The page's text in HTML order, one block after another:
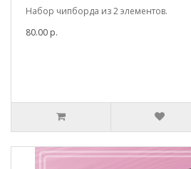
Набор чипборда из 2 элементов.
80.00 р.